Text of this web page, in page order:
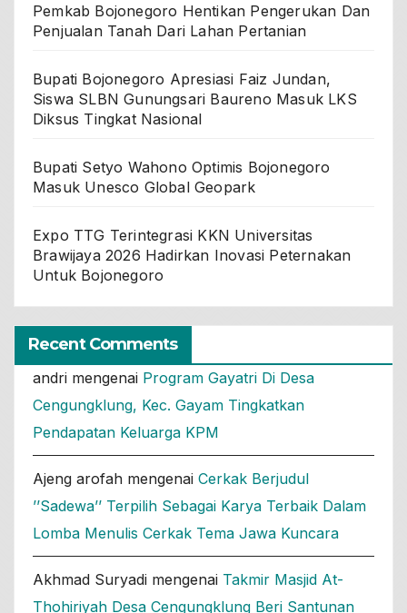
Pemkab Bojonegoro Hentikan Pengerukan Dan
Penjualan Tanah Dari Lahan Pertanian
Bupati Bojonegoro Apresiasi Faiz Jundan,
Siswa SLBN Gunungsari Baureno Masuk LKS
Diksus Tingkat Nasional
Bupati Setyo Wahono Optimis Bojonegoro
Masuk Unesco Global Geopark
Expo TTG Terintegrasi KKN Universitas
Brawijaya 2026 Hadirkan Inovasi Peternakan
Untuk Bojonegoro
Recent Comments
andri mengenai Program Gayatri Di Desa
Cengungklung, Kec. Gayam Tingkatkan
Pendapatan Keluarga KPM
Ajeng arofah mengenai Cerkak Berjudul
’’Sadewa’’ Terpilih Sebagai Karya Terbaik Dalam
Lomba Menulis Cerkak Tema Jawa Kuncara
Akhmad Suryadi mengenai Takmir Masjid At-
Thohiriyah Desa Cengungklung Beri Santunan